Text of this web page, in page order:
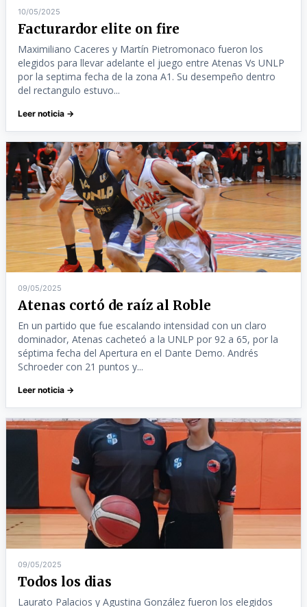
10/05/2025
Facturardor elite on fire
Maximiliano Caceres y Martín Pietromonaco fueron los
elegidos para llevar adelante el juego entre Atenas Vs UNLP
por la septima fecha de la zona A1. Su desempeño dentro
del rectangulo estuvo...
Leer noticia →
09/05/2025
Atenas cortó de raíz al Roble
En un partido que fue escalando intensidad con un claro
dominador, Atenas cacheteó a la UNLP por 92 a 65, por la
séptima fecha del Apertura en el Dante Demo. Andrés
Schroeder con 21 puntos y...
Leer noticia →
09/05/2025
Todos los dias
Laurato Palacios y Agustina González fueron los elegidos